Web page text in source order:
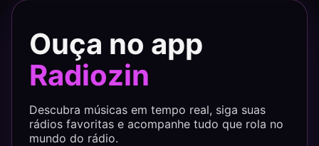
Ouça no app
Radiozin
Descubra músicas em tempo real, siga suas
rádios favoritas e acompanhe tudo que rola no
mundo do rádio.